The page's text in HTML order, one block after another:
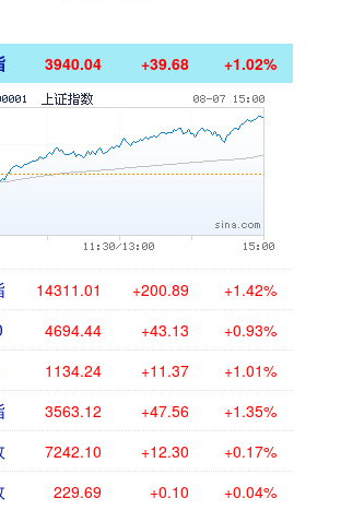
3940.04 +39.68 +1.02%
14311.01 +200.89 +1.42%
4694.44 +43.13 +0.93%
1134.24 +11.37 +1.01%
3563.12 +47.56 +1.35%
7242.10 +12.30 +0.17%
229.69 +0.10 +0.04%